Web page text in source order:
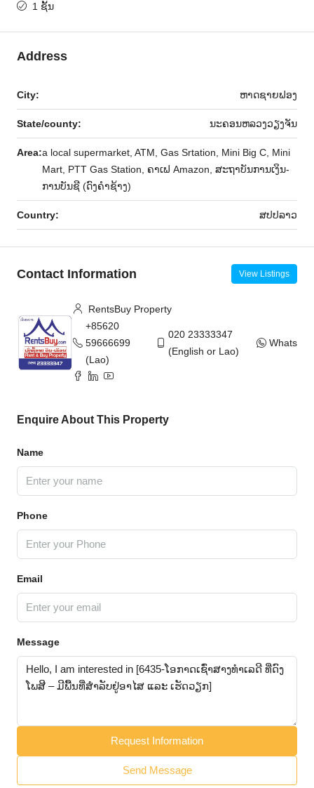
1 ຊັ້ນ
Address
City: ຫາດ​ຊາຍຟອງ
State/county: ນະຄອນຫລວງວຽງຈັນ
Area:a local supermarket, ATM, Gas Srtation, Mini Big C, Mini
Mart, PTT Gas Station, ຄາເຟ Amazon, ສະຖາບັນການເງິນ-
ການບັນຊີ (ດົງຄຳຊ້າງ)
Country: ສ​ປ​ປ​ລາວ
Contact Information View Listings
RentsBuy Property
+85620
59666699
(Lao)
020 23333347
(English or Lao)
WhatsApp
Enquire About This Property
Name
Phone
Email
Message
Request Information
Send Message